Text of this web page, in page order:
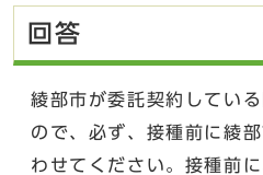
回答
綾部市が委託契約してい
ので、必ず、接種前に綾
わせてください。接種前